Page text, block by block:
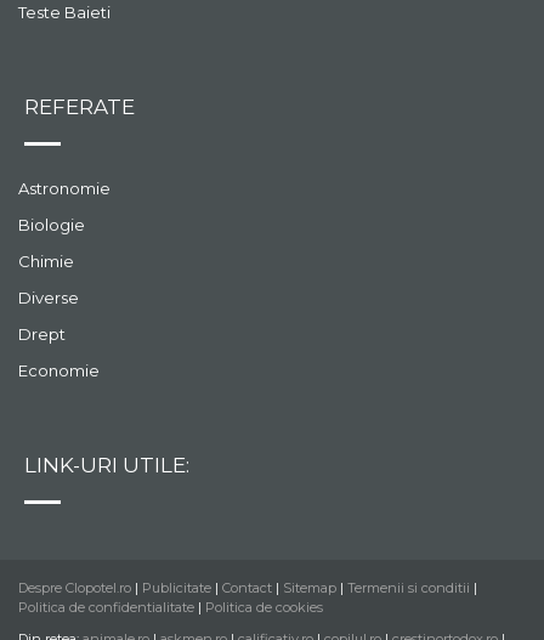
Teste Baieti
REFERATE
Astronomie
Biologie
Chimie
Diverse
Drept
Economie
LINK-URI UTILE:
Despre Clopotel.ro | Publicitate | Contact | Sitemap | Termenii si conditii |
Politica de confidentialitate | Politica de cookies